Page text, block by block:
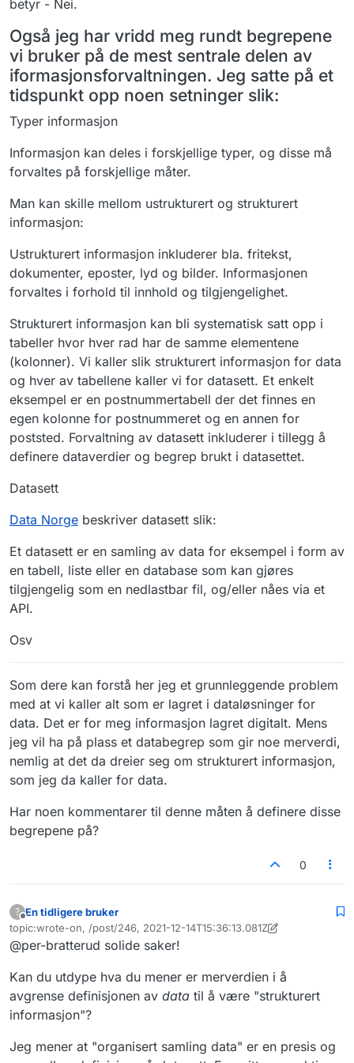
datasett egentlig er [lenke hit].
betyr - Nei.
Også jeg har vridd meg rundt begrepene
vi bruker på de mest sentrale delen av
iformasjonsforvaltningen. Jeg satte på et
tidspunkt opp noen setninger slik:
Typer informasjon
Informasjon kan deles i forskjellige typer, og disse må
forvaltes på forskjellige måter.
Man kan skille mellom ustrukturert og strukturert
informasjon:
Ustrukturert informasjon inkluderer bla. fritekst,
dokumenter, eposter, lyd og bilder. Informasjonen
forvaltes i forhold til innhold og tilgjengelighet.
Strukturert informasjon kan bli systematisk satt opp i
tabeller hvor hver rad har de samme elementene
(kolonner). Vi kaller slik strukturert informasjon for data
og hver av tabellene kaller vi for datasett. Et enkelt
eksempel er en postnummertabell der det finnes en
egen kolonne for postnummeret og en annen for
poststed. Forvaltning av datasett inkluderer i tillegg å
definere dataverdier og begrep brukt i datasettet.
Datasett
Data Norge beskriver datasett slik:
Et datasett er en samling av data for eksempel i form av
en tabell, liste eller en database som kan gjøres
tilgjengelig som en nedlastbar fil, og/eller nåes via et
API.
Osv
Som dere kan forstå her jeg et grunnleggende problem
med at vi kaller alt som er lagret i dataløsninger for
data. Det er for meg informasjon lagret digitalt. Mens
jeg vil ha på plass et databegrep som gir noe merverdi,
nemlig at det da dreier seg om strukturert informasjon,
som jeg da kaller for data.
Har noen kommentarer til denne måten å definere disse
begrepene på?
0
?
Frakoblet
En tidligere bruker
topic:wrote-on, /post/246, 2021-12-14T15:36:13.081Z
Sist endret av En tidligere bruker
@per-bratterud solide saker!
Kan du utdype hva du mener er merverdien i å
avgrense definisjonen av data til å være "strukturert
informasjon"?
Jeg mener at "organisert samling data" er en presis og